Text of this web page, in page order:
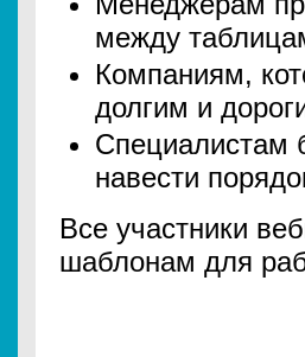
между
Компаниям,
долгим и
Специалистам
навести
Все участники
шаблонам для